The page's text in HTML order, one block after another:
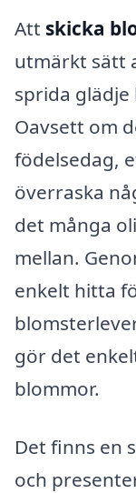
Att skicka
utmärkt sätt
sprida
Oavsett om
födelsedag,
överraska
det många
mellan.
enkelt hitta
gör det
blommor.
Det finns en
och